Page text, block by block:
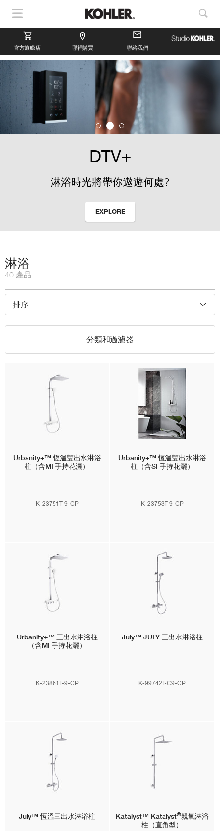
顯
示
導
航
顯
示
搜
官方旗艦店 哪裡購買 聯絡我們
DTV+
淋浴時光將帶你遨遊何處?
EXPLORE
淋浴
40 產品
排序
分類和過濾器
Urbanity+™ 恆溫雙出水淋浴
柱（含MF手持花灑）
K-23751T-9-CP
Urbanity+™ 恆溫雙出水淋浴
柱（含SF手持花灑）
K-23753T-9-CP
Urbanity+™ 三出水淋浴柱
（含MF手持花灑）
K-23861T-9-CP
July™ JULY 三出水淋浴柱
K-99742T-C9-CP
July™ 恆溫三出水淋浴柱 Katalyst™ Katalyst®親氧淋浴
柱（直角型）